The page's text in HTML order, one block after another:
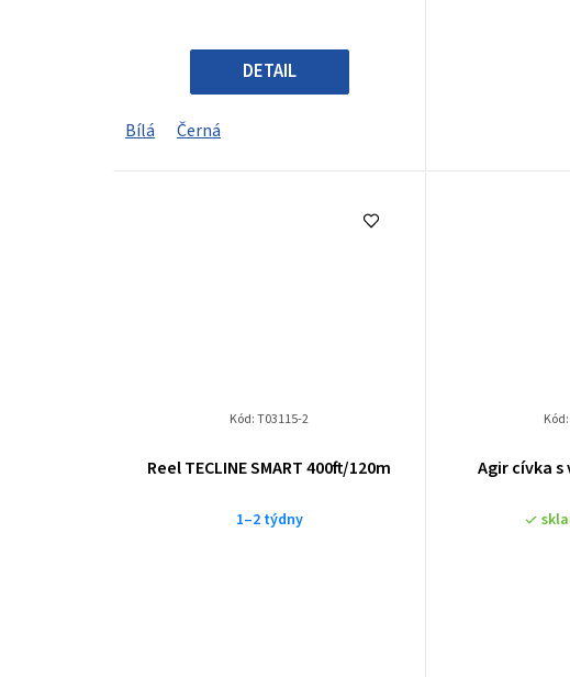
DETAIL
Bílá Černá
Reel TECLINE SMART 400ft/120m
1–2 týdny
Kód:T03115-2
Agir cívka
Kód: